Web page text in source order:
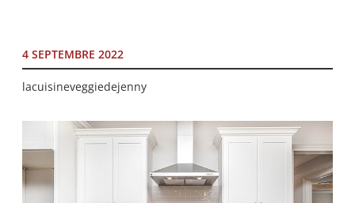
4 SEPTEMBRE 2022
lacuisineveggiedejenny